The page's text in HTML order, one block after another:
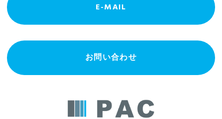
E-MAIL
お問い合わせ